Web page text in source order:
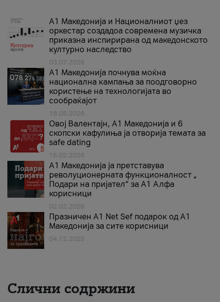
А1 Македонија и Националниот џез
оркестар создадоа современа музичка
приказна инспирирана од македонското
културно наследство
03.07.2026
A1 Македонија почнува моќна
национална кампања за поодговорно
користење на технологијата во
сообраќајот
18.05.2026
Овој Валентајн, A1 Македонија и 6
скопски кафулиња ја отворија темата за
safe dating
16.02.2026
А1 Македонија ја претставува
револуционерната функционалност „
Подари на пријател“ за А1 Алфа
корисници
02.02.2026
Празничен A1 Net Sеf подарок од А1
Македонија за сите корисници
04.12.2025
Слични содржини